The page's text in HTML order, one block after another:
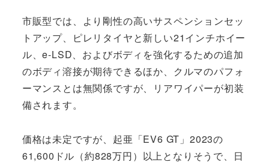
市販型では、より剛性の高いサスペンションセッ
トアップ、ピレリタイヤと新しい21インチホイー
ル、e-LSD、およびボディを強化するための追加
のボディ溶接が期待できるほか、クルマのパフォ
ーマンスとは無関係ですが、リアワイパーが初装
備されます。
価格は未定ですが、起亜「EV6 GT」2023の
61,600ドル（約828万円）以上となりそうで、日